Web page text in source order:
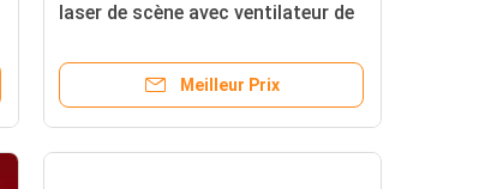
laser de scène avec ventilateur de
stable Pour KTV
Meilleur Prix